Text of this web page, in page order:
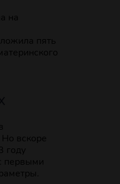
на
пять
вскоре
году
первыми